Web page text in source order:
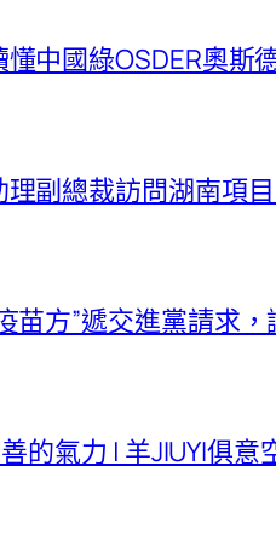
中國綠OSDER奧斯
副總裁訪問湖南項
苗方”遞交進黨請求
的氣力 | 羊JIUYI俱意